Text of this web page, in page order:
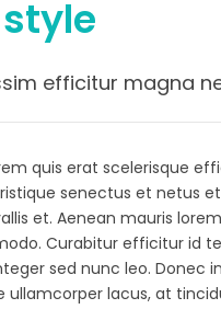
efficitur magna
quis erat scelerisque
senectus et netus
et. Aenean mauris
Curabitur efficitur id
sed nunc leo. Donec
ullamcorper lacus, at